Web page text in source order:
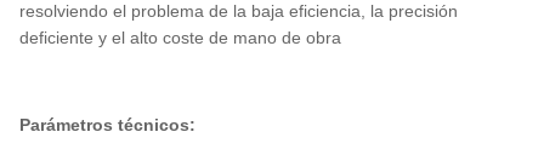
resolviendo el problema de la baja eficiencia, la precisión
deficiente y el alto coste de mano de obra
Parámetros técnicos: